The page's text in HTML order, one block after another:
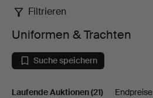
Uniformen
Trachten
Filtrieren
Uniformen & Trachten
Suche speichern
Laufende Auktionen(21) Endpreise